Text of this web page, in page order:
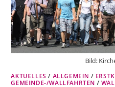
Bild:
AKTUELLES / ALLGEMEIN /
GEMEINDE-/WALLFAHRTEN /